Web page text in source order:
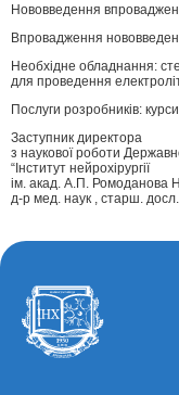
Нововведення
Впровадження
Необхідне обладнання:
для проведення
Послуги розробників:
Заступник директора
з наукової роботи
“Інститут нейрохірургії
ім. акад. А.П. Ромоданова
д-р мед. наук ,